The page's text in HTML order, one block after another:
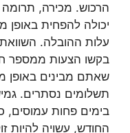
הרכוש. מכירה,
יכולה להפחית
עלות ההובלה.
בקשו הצעות ממספר
שאתם מבינים באופן
תשלומים נסתרים.
בימים פחות
החודש, עשויה להיות